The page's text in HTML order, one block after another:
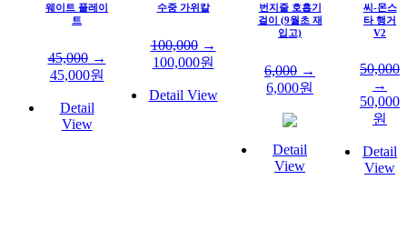
웨이트 플레이
트
45,000→
45,000원
Detail
View
수중 가위칼
100,000→
100,000원
Detail View
번지줄 호흡기
걸이 (9월초 재
입고)
6,000 →
6,000원
Detail
View
씨-몬스
타 행거
V2
50,000
→
50,000
원
Detail
View